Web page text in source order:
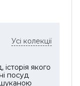
Усі колекції
якого
посуд